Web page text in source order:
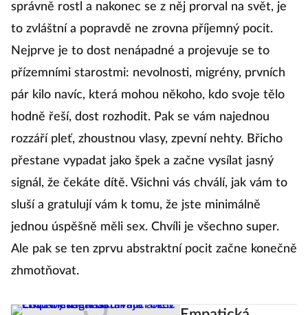
správně rostl a nakonec se z něj prorval na svět, je
to zvláštní a popravdě ne zrovna příjemný pocit.
Nejprve je to dost nenápadné a projevuje se to
přízemními starostmi: nevolnosti, migrény, prvních
pár kilo navíc, která mohou někoho, kdo svoje tělo
hodně řeší, dost rozhodit. Pak se vám najednou
rozzáří pleť, zhoustnou vlasy, zpevní nehty. Břicho
přestane vypadat jako špek a začne vysílat jasný
signál, že čekáte dítě. Všichni vás chválí, jak vám to
sluší a gratulují vám k tomu, že jste minimálně
jednou úspěšně měli sex. Chvíli je všechno super.
Ale pak se ten zprvu abstraktní pocit začne konečně
zhmotňovat.